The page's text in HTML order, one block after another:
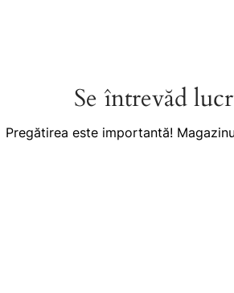
Se întrevăd
Pregătirea este importantă!